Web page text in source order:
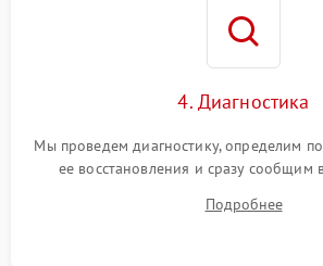
4. Диагностика
Мы проведем диагностику, определим
ее восстановления и сразу сообщим
Подробнее